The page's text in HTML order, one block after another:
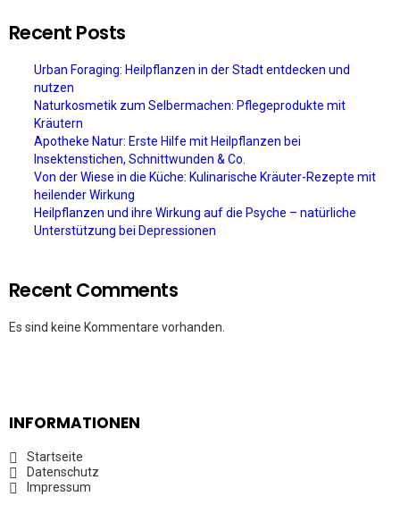
Recent Posts
Urban Foraging: Heilpflanzen in der Stadt entdecken und
nutzen
Naturkosmetik zum Selbermachen: Pflegeprodukte mit
Kräutern
Apotheke Natur: Erste Hilfe mit Heilpflanzen bei
Insektenstichen, Schnittwunden & Co.
Von der Wiese in die Küche: Kulinarische Kräuter-Rezepte mit
heilender Wirkung
Heilpflanzen und ihre Wirkung auf die Psyche – natürliche
Unterstützung bei Depressionen
Recent Comments
Es sind keine Kommentare vorhanden.
INFORMATIONEN
Startseite
Datenschutz
Impressum